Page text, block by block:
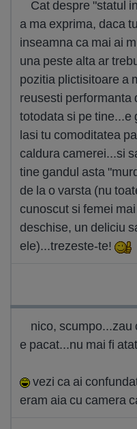
Cat despre "statul
a ma exprima, daca
inseamna ca mai ai
una peste alta ar
pozitia plictisitoare a
reusesti performanta
totodata si pe tine...e
lasi tu comoditatea
caldura camerei...si
tine gandul asta
de la o varsta (nu
cunoscut si femei
deschise, un deliciu
ele)...trezeste-te!
nico, scumpo...zau
e pacat...nu mai fi
vezi ca ai
eram aia cu camera